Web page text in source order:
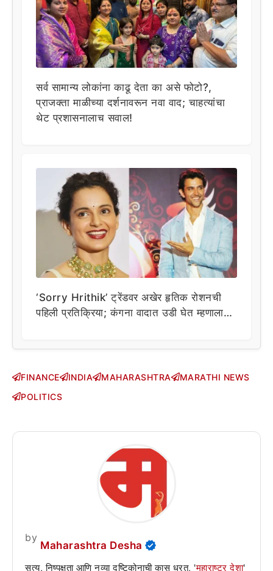
सर्व सामान्य लोकांना काढू देता का असे फोटो?,
प्राजक्ता माळीच्या दर्शनावरून नवा वाद; चाहत्यांचा
थेट प्रशासनालाच सवाल!
‘Sorry Hrithik’ ट्रेंडवर अखेर हृतिक रोशनची
पहिली प्रतिक्रिया; कंगना वादात उडी घेत म्हणाला…
FINANCE INDIA MAHARASHTRA
MARATHI NEWS
POLITICS
by
Maharashtra Desha
सत्य, निष्पक्षता आणि नव्या दृष्टिकोनाची कास धरत, 'महाराष्ट्र देशा'